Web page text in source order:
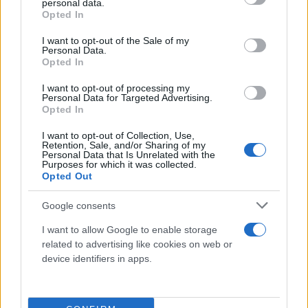
grant or deny consent to Google and its third-party tags to
use your data for below specified purposes in below Google
consent section.
personal data.
Opted In
I want to opt-out of the Sale of my
Personal Data.
Opted In
I want to opt-out of processing my
Personal Data for Targeted Advertising.
Opted In
I want to opt-out of Collection, Use,
Retention, Sale, and/or Sharing of my
Personal Data that Is Unrelated with the
Purposes for which it was collected.
Opted Out
Google consents
I want to allow Google to enable storage
related to advertising like cookies on web or
device identifiers in apps.
Abbigliamento
Sicurezza, Protezione
Abbigliamento alta visibilità
Prodotti chimici
Adblue
Bombolette spray
Detergente mani
Grasso
Paste
Utensileria
Lame per sega a nastro